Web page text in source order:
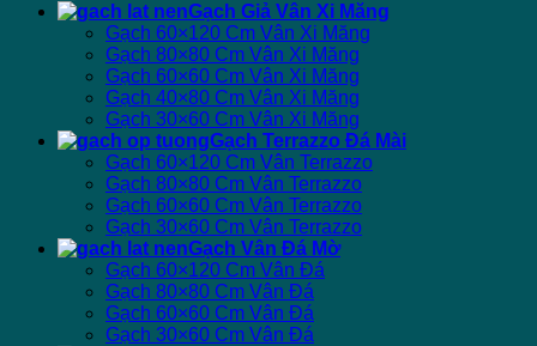
Gạch Giả Vân Xi Măng
Gạch 60×120 Cm Vân Xi Măng
Gạch 80×80 Cm Vân Xi Măng
Gạch 60×60 Cm Vân Xi Măng
Gạch 40×80 Cm Vân Xi Măng
Gạch 30×60 Cm Vân Xi Măng
Gạch Terrazzo Đá Mài
Gạch 60×120 Cm Vân Terrazzo
Gạch 80×80 Cm Vân Terrazzo
Gạch 60×60 Cm Vân Terrazzo
Gạch 30×60 Cm Vân Terrazzo
Gạch Vân Đá Mờ
Gạch 60×120 Cm Vân Đá
Gạch 80×80 Cm Vân Đá
Gạch 60×60 Cm Vân Đá
Gạch 30×60 Cm Vân Đá